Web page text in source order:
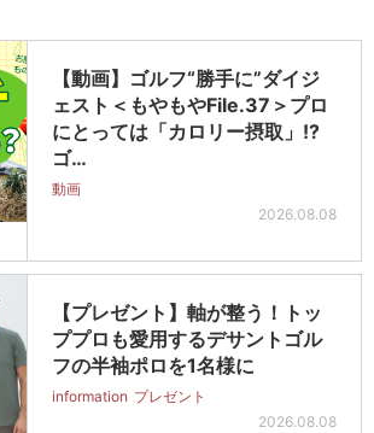
【動画】ゴルフ“勝手に”ダイジ
ェスト＜もやもやFile.37＞プロ
にとっては「カロリー摂取」!?
ゴ…
動画
2026.08.08
【プレゼント】軸が整う！トッ
ププロも愛用するデサントゴル
フの半袖ポロを1名様に
information プレゼント
2026.08.08